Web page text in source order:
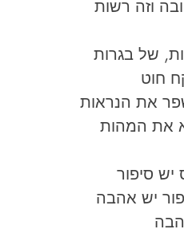
וזה רשות
של בגרות
חוט
את הנראות
את המהות
סיפור
יש אהבה